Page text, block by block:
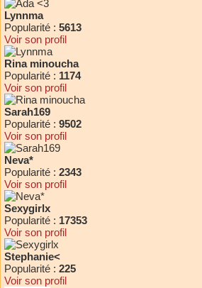
Lynnma
Popularité : 5613
Voir son profil
Rina minoucha
Popularité : 1174
Voir son profil
Sarah169
Popularité : 9502
Voir son profil
Neva*
Popularité : 2343
Voir son profil
Sexygirlx
Popularité : 17353
Voir son profil
Stephanie<
Popularité : 225
Voir son profil